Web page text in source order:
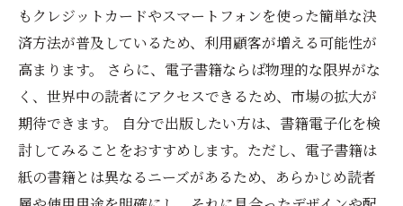
もクレジットカードやスマートフォンを使った簡単な決
済方法が普及しているため、利用顧客が増える可能性が
高まります。 さらに、電子書籍ならば物理的な限界がな
く、世界中の読者にアクセスできるため、市場の拡大が
期待できます。 自分で出版したい方は、書籍電子化を検
討してみることをおすすめします。ただし、電子書籍は
紙の書籍とは異なるニーズがあるため、あらかじめ読者